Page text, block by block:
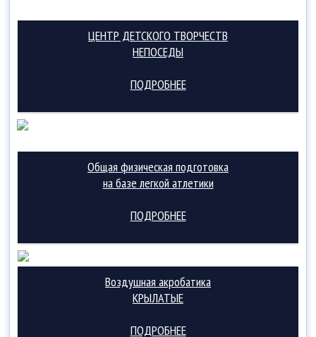
ЦЕНТР ДЕТСКОГО ТВОРЧЕСТВ
НЕПОСЕДЫ
ПОДРОБНЕЕ
Общая физическая подготовка
на базе легкой атлетики
ПОДРОБНЕЕ
Воздушная акробатика
КРЫЛАТЫЕ
ПОДРОБНЕЕ